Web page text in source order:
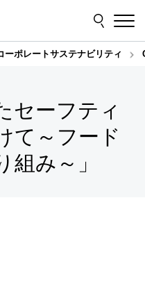
ーポレートサステナビリティ
セーフティ
て～フード
み～」